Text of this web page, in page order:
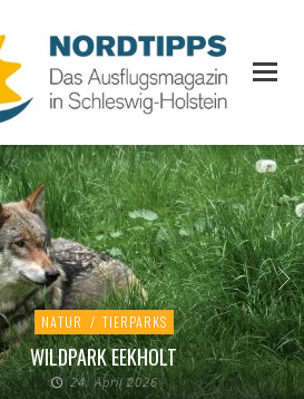
NATUR / TIERPARKS
WILDPARK EEKHOLT
24. April 2026